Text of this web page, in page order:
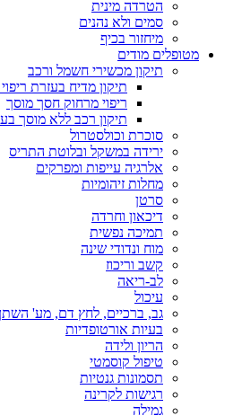
הטרדה מינית
סמים ולא נהנים
מיחזור בכיף
מטופלים מודים
תיקון מכשירי חשמל ורכב
תיקון מדיח בעזרת
ריפוי מרחוק חסך מוסך
תיקון רכב ללא מוסך
סוכרת וכולסטרול
ירידה במשקל ובלוטת התריס
אלרגיה עייפות ומפרקים
מחלות זיהומיות
סרטן
דיכאון וחרדה
תמיכה נפשית
מוח ונדודי שינה
קשב וריכוז
לב-ריאה
עיכול
גב, ברכיים, לחץ דם, מע' השתן
בעיות אורטופדיות
הריון ולידה
טיפול קוסמטי
תסמונות גנטיות
רגישות לקרינה
גמילה